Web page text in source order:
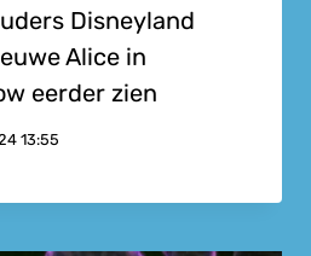
Disneyland
Alice in
eerder zien
13:55